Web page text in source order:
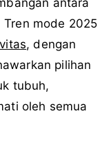
mode 2025
, dengan
pilihan
tubuh,
oleh semua